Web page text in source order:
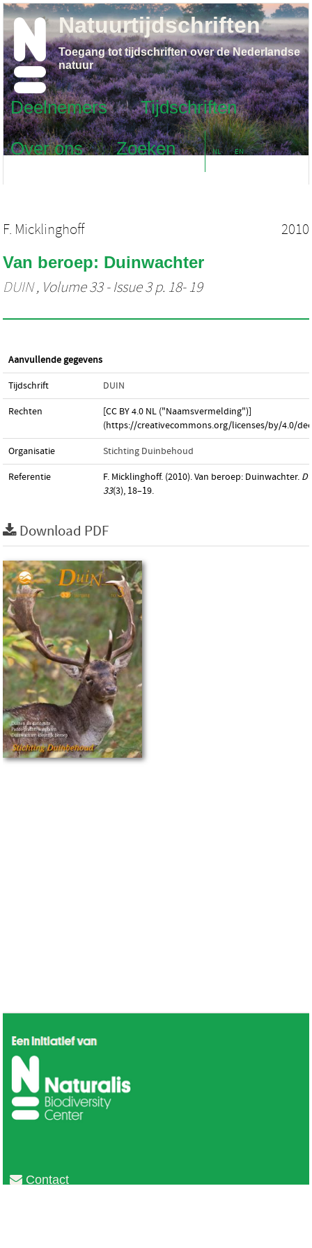
Deelnemers
Tijdschriften
Over ons
Zoeken NL EN
Natuurtijdschriften
Toegang tot tijdschriften over de Nederlandse
natuur
F. Micklinghoff 2010
Van beroep: Duinwachter
DUIN, Volume 33 - Issue 3 p. 18- 19
Aanvullende gegevens
Tijdschrift DUIN
Rechten
[CC BY 4.0 NL ("Naamsvermelding")]
(https://creativecommons.org/licenses/by/4.0/
Organisatie Stichting Duinbehoud
Referentie F. Micklinghoff. (2010). Van beroep: Duinwachter.
33(3), 18–19.
Download PDF
Contact